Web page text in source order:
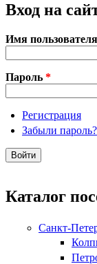
Вход на
Имя пользователя
Пароль *
Регистрация
Забыли пароль?
Каталог
Санкт-